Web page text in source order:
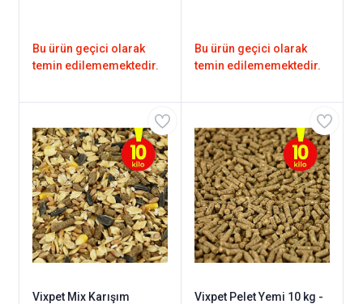
Bu ürün geçici olarak
temin edilememektedir.
Bu ürün geçici olarak
temin edilememektedir.
Vixpet Mix Karışım
Vixpet Pelet Yemi 10 kg -